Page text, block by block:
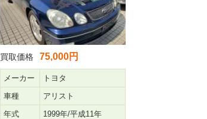
買取価格 75,000円
メーカー
トヨタ
車種
アリスト
年式
1999年/平成11年